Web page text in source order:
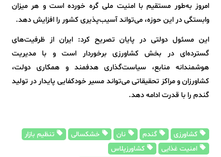
امروز به‌طور مستقیم با امنیت ملی گره خورده است و هر میزان
وابستگی در این حوزه، می‌تواند آسیب‌پذیری کشور را افزایش دهد.
این مسئول دولتی در پایان تصریح کرد: ایران از ظرفیت‌های
گسترده‌ای در بخش کشاورزی برخوردار است و با مدیریت
هوشمندانه منابع، سیاست‌گذاری هدفمند و همکاری دولت،
کشاورزان و مراکز تحقیقاتی می‌تواند مسیر خودکفایی پایدار در تولید
گندم را با قدرت ادامه دهد.
کشاورزی گندم نان خشکسالی
تنظیم بازار
امنیت غذایی
کشاورزپلاس